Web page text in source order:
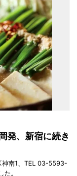
発、新宿に続き
神南1、TEL 03-5593-
。